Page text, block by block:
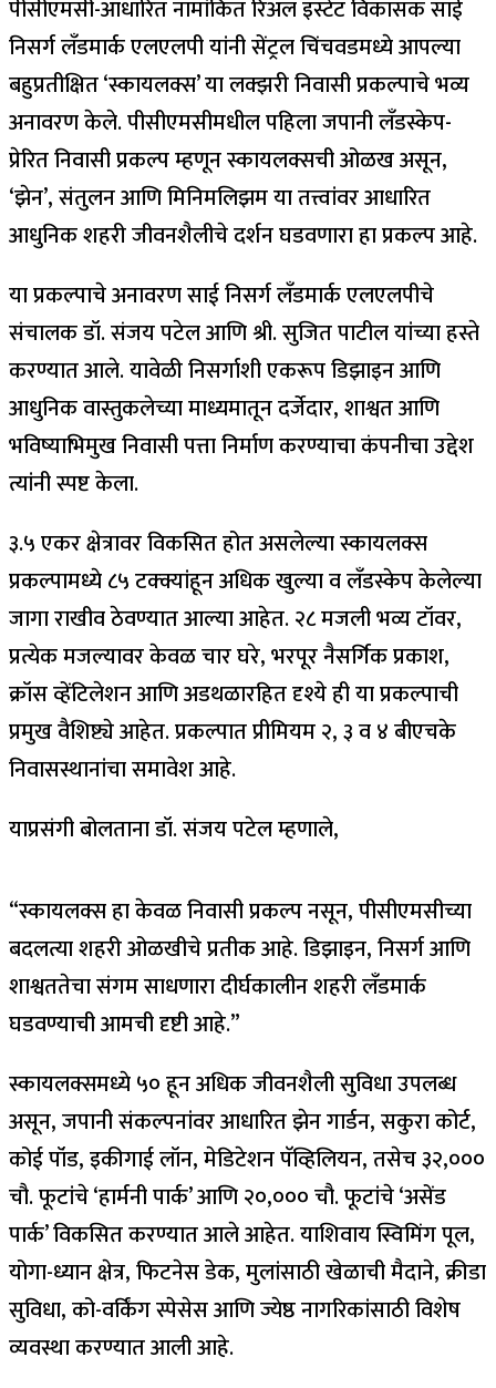
पीसीएमसी-आधारित नामांकित रिअल इस्टेट विकासक साई
निसर्ग लँडमार्क एलएलपी यांनी सेंट्रल चिंचवडमध्ये आपल्या
बहुप्रतीक्षित ‘स्कायलक्स’ या लक्झरी निवासी प्रकल्पाचे भव्य
अनावरण केले. पीसीएमसीमधील पहिला जपानी लँडस्केप-
प्रेरित निवासी प्रकल्प म्हणून स्कायलक्सची ओळख असून,
‘झेन’, संतुलन आणि मिनिमलिझम या तत्त्वांवर आधारित
आधुनिक शहरी जीवनशैलीचे दर्शन घडवणारा हा प्रकल्प आहे.
या प्रकल्पाचे अनावरण साई निसर्ग लँडमार्क एलएलपीचे
संचालक डॉ. संजय पटेल आणि श्री. सुजित पाटील यांच्या हस्ते
करण्यात आले. यावेळी निसर्गाशी एकरूप डिझाइन आणि
आधुनिक वास्तुकलेच्या माध्यमातून दर्जेदार, शाश्वत आणि
भविष्याभिमुख निवासी पत्ता निर्माण करण्याचा कंपनीचा उद्देश
त्यांनी स्पष्ट केला.
३.५ एकर क्षेत्रावर विकसित होत असलेल्या स्कायलक्स
प्रकल्पामध्ये ८५ टक्क्यांहून अधिक खुल्या व लँडस्केप केलेल्या
जागा राखीव ठेवण्यात आल्या आहेत. २८ मजली भव्य टॉवर,
प्रत्येक मजल्यावर केवळ चार घरे, भरपूर नैसर्गिक प्रकाश,
क्रॉस व्हेंटिलेशन आणि अडथळारहित दृश्ये ही या प्रकल्पाची
प्रमुख वैशिष्ट्ये आहेत. प्रकल्पात प्रीमियम २, ३ व ४ बीएचके
निवासस्थानांचा समावेश आहे.
याप्रसंगी बोलताना डॉ. संजय पटेल म्हणाले,
“स्कायलक्स हा केवळ निवासी प्रकल्प नसून, पीसीएमसीच्या
बदलत्या शहरी ओळखीचे प्रतीक आहे. डिझाइन, निसर्ग आणि
शाश्वततेचा संगम साधणारा दीर्घकालीन शहरी लँडमार्क
घडवण्याची आमची दृष्टी आहे.”
स्कायलक्समध्ये ५० हून अधिक जीवनशैली सुविधा उपलब्ध
असून, जपानी संकल्पनांवर आधारित झेन गार्डन, सकुरा कोर्ट,
कोई पॉंड, इकीगाई लॉन, मेडिटेशन पॅव्हिलियन, तसेच ३२,०००
चौ. फूटांचे ‘हार्मनी पार्क’ आणि २०,००० चौ. फूटांचे ‘असेंड
पार्क’ विकसित करण्यात आले आहेत. याशिवाय स्विमिंग पूल,
योगा-ध्यान क्षेत्र, फिटनेस डेक, मुलांसाठी खेळाची मैदाने, क्रीडा
सुविधा, को-वर्किंग स्पेसेस आणि ज्येष्ठ नागरिकांसाठी विशेष
व्यवस्था करण्यात आली आहे.